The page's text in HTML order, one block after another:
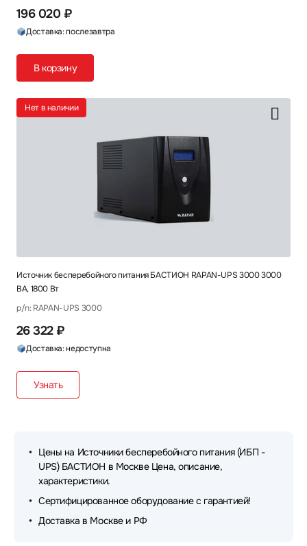
196 020 ₽
Доставка: послезавтра
В корзину
Источник бесперебойного питания БАСТИОН RAPAN-UPS 3000 3000
ВА, 1800 Вт
p/n: RAPAN-UPS 3000
26 322 ₽
Доставка: недоступна
Узнать
Нет в наличии
Цены на Источники бесперебойного питания (ИБП -
UPS) БАСТИОН в Москве Цена, описание,
характеристики.
Сертифицированное оборудование с гарантией!
Доставка в Москве и РФ